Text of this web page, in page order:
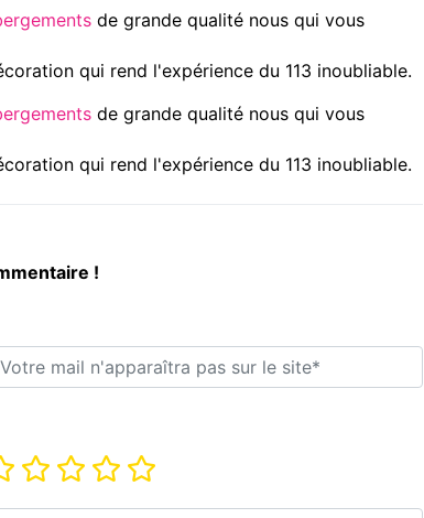
de grande qualité nous qui vous
qui rend l'expérience du 113 inoubliable.
de grande qualité nous qui vous
qui rend l'expérience du 113 inoubliable.
!
mail*